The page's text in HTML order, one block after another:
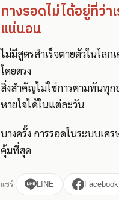
ทางรอดไม่ได้อยู่ที่ว่า
แน่นอน
ไม่มีสูตรสำเร็จตายตัวในโล
โดยตรง
สิ่งสำคัญไม่ใช่การตามทันทุ
หายใจได้ในแต่ละวัน
บางครั้ง การรอดในระบบเ
คุ้มที่สุด
แชร์ LINE Facebook